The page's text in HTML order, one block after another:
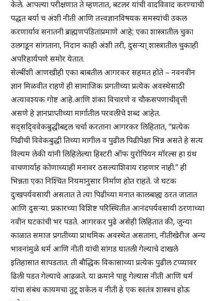
केले. आपल्या परीक्षणात ते म्हणतात, बटलर यांची वादविवाद करण्याची
पद्धत बर्या च अंशी नीती आणि तत्त्वज्ञानविषयक समस्यांची उकल
करणार्याव सनातनी ब्राह्मणपंडितांप्रमाणे आहे; एका शास्त्रातील चुका
उलगडून सांगताना, निदान काही अंशी तरी, दुसऱ्या् शास्त्रातील चुकाही
अपरिहार्यपणे समोर येतात.
सेल्बींशी आणखीही एका बाबतील आगरकर सहमत होते – नवनवीन
ज्ञान मिळवीत राहणे ही सामाजिक प्रगतीच्या प्रत्येक अवस्थेसाठी
अत्यावश्यक गोष्ट आहे.आणि शंका विचारणे व चौकसपणाचीवृत्ती
असणे हे ज्ञानप्राप्तीच्या मार्गातील परवलीचे शब्द आहेत.
सद्‍सद्‍विवेकबुद्धीबद्दल चर्चा करताना आगरकर लिहितात, “प्रत्येक
पिढीची विवेकबुद्धी तिच्या मागील व पुढील पिढीपेक्षा भिन्न असते हे सत्य
विल्यम लेकी यांनी लिहिलेल्या हिस्टरी ऑफ युरोपियन मॉरल्स हा ग्रंथ
वाचणार्याह कोणाच्याही मनावर ठसल्याशिवाय राहणार नाही.” ही
भिन्नता एका निश्चित नियमानुसार निर्माण होत राहते. जे घटक
दुःखपर्यवसायी असतात ते त्या पिढीच्या मनात कालबाह्य ठरत जातात
आणि दुसऱ्या. प्रकारच्या विशिष्ट परिस्थितीत आनंदपर्यवसायी ठरणाच्या
नवीन घटकांची भर पडते. आगरकर पुढे असेही लिहितात की, जुन्या
काळात समाज प्रगतीच्या प्राथमिक अवस्थेत असताना, नीतीखेरीज अन्य
भावनांमुळे धर्म आणि नीती यांची सांगड घातली गेल्याचे दाखले
इतिहासात सापडतात. ती बौद्धिक विकासाच्या प्रत्येक पुढील टप्प्यावर
ढिली पडत गेल्याचे आढळते. या क्रमाने पाहू गेल्यास नीती आणि धर्म
यांचा संबंध कायमचा तुटू शकेल व नीती हे एक स्वतंत्र शास्त्रच होऊ